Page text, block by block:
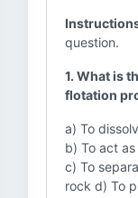
question.
1. What is
flotation
a) To
b) To act
c) To
rock d) To